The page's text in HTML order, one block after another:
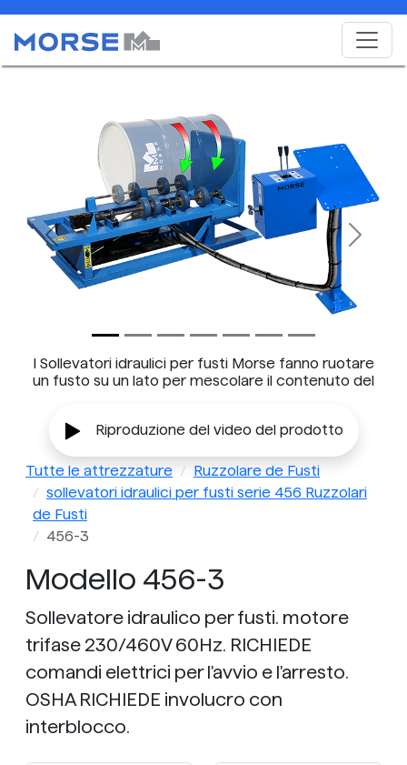
I Sollevatori idraulici per fusti Morse fanno ruotare
un fusto su un lato per mescolare il contenuto del
Previous Next
Riproduzione del video del prodotto
Tutte le attrezzature
Ruzzolare de Fusti
sollevatori idraulici per fusti serie 456 Ruzzolari
de Fusti
456-3
Modello 456-3
Sollevatore idraulico per fusti. motore
trifase 230/460V 60Hz. RICHIEDE
comandi elettrici per l'avvio e l'arresto.
OSHA RICHIEDE involucro con
interblocco.